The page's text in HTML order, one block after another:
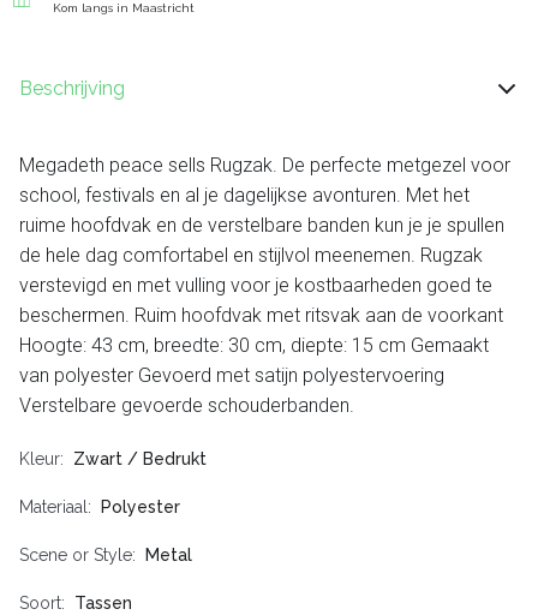
Kom langs in Maastricht
Beschrijving
Megadeth peace sells Rugzak. De perfecte metgezel voor
school, festivals en al je dagelijkse avonturen. Met het
ruime hoofdvak en de verstelbare banden kun je je spullen
de hele dag comfortabel en stijlvol meenemen. Rugzak
verstevigd en met vulling voor je kostbaarheden goed te
beschermen. Ruim hoofdvak met ritsvak aan de voorkant
Hoogte: 43 cm, breedte: 30 cm, diepte: 15 cm Gemaakt
van polyester Gevoerd met satijn polyestervoering
Verstelbare gevoerde schouderbanden.
Kleur Zwart / Bedrukt
Materiaal Polyester
Scene or Style Metal
Soort Tassen